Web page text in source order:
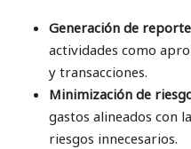
Generación de
actividades como
y transacciones.
Minimización de
gastos alineados con
riesgos innecesarios.